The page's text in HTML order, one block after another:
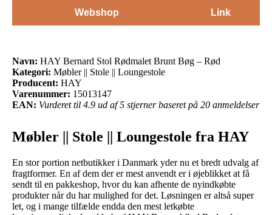
Webshop
Link
Navn: HAY Bernard Stol Rødmalet Brunt Bøg – Rød
Kategori: Møbler || Stole || Loungestole
Producent: HAY
Varenummer: 15013147
EAN: Vurderet til 4.9 ud af 5 stjerner baseret på 20 anmeldelser
Møbler || Stole || Loungestole fra HAY
En stor portion netbutikker i Danmark yder nu et bredt udvalg af
fragtformer. En af dem der er mest anvendt er i øjeblikket at få
sendt til en pakkeshop, hvor du kan afhente de nyindkøbte
produkter når du har mulighed for det. Løsningen er altså super
let, og i mange tilfælde endda den mest letkøbte